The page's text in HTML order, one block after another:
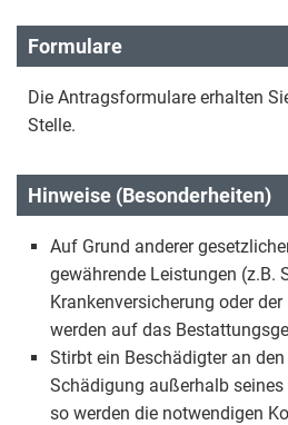
Formulare
Die Antragsformulare erhalten
Stelle.
Hinweise (Besonderheiten)
Auf Grund anderer
gewährende Leistungen (z.B.
Krankenversicherung oder
werden auf das
Stirbt ein Beschädigter an
Schädigung außerhalb
so werden die notwendigen